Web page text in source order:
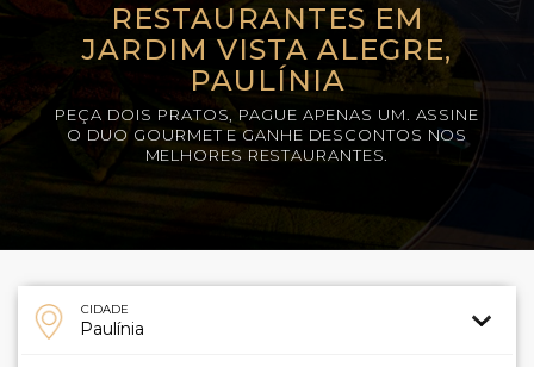
RESTAURANTES EM
JARDIM VISTA ALEGRE,
PAULÍNIA
PEÇA DOIS PRATOS, PAGUE APENAS UM. ASSINE
O DUO GOURMET E GANHE DESCONTOS NOS
MELHORES RESTAURANTES.
CIDADE